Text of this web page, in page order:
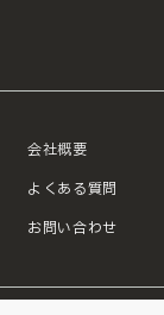
会社概要
よくある質問
お問い合わせ